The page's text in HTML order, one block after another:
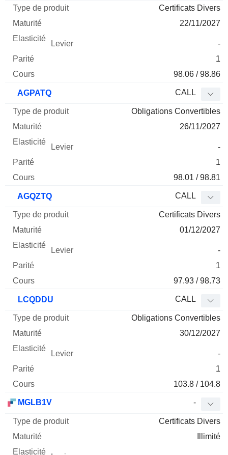
Certificats Divers
22/11/2027
-
1
98.06 / 98.86
AGPATQ CALL
Obligations Convertibles
26/11/2027
-
1
98.01 / 98.81
AGQZTQ CALL
Certificats Divers
01/12/2027
-
1
97.93 / 98.73
LCQDDU CALL
Obligations Convertibles
30/12/2027
-
1
103.8 / 104.8
MGLB1V -
Certificats Divers
Illimité